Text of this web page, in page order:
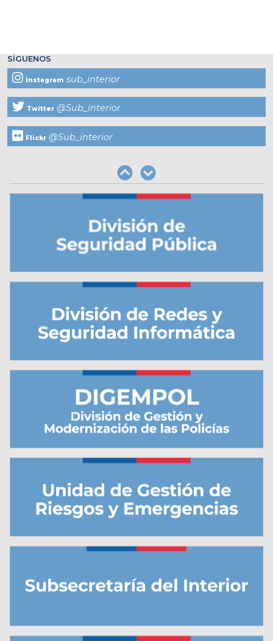
SÍGUENOS
Instagram sub_interior
Twitter @Sub_interior
Flickr @Sub_interior